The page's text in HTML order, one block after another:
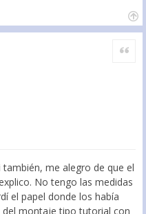
Citar
me alegro de que el
No tengo las medidas
el papel donde los había
montaje tipo tutorial con